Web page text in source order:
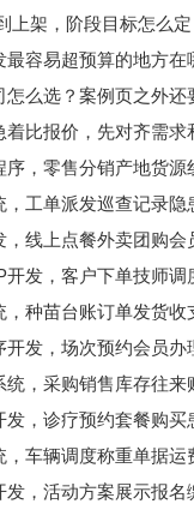
上架，阶段目标怎么定
最容易超预算的地方在
么选？案例页之外还
着比报价，先对齐需求
，零售分销产地货源
，工单派发巡查记录隐
，线上点餐外卖团购会
开发，客户下单技师调
，种苗台账订单发货收
开发，场次预约会员办
统，采购销售库存往来
发，诊疗预约套餐购买
，车辆调度称重单据运
发，活动方案展示报名